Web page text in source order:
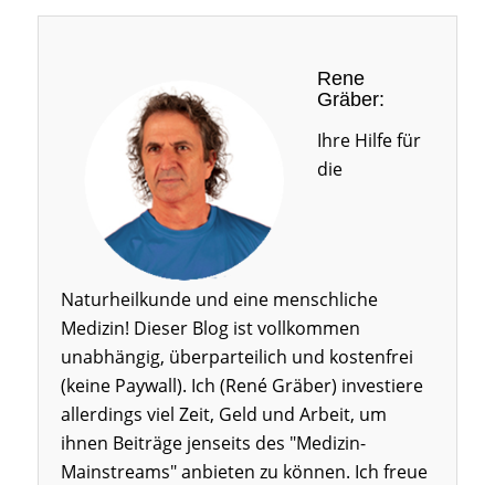
Rene
Gräber:
Ihre Hilfe für
die
Naturheilkunde und eine menschliche
Medizin! Dieser Blog ist vollkommen
unabhängig, überparteilich und kostenfrei
(keine Paywall). Ich (René Gräber) investiere
allerdings viel Zeit, Geld und Arbeit, um
ihnen Beiträge jenseits des "Medizin-
Mainstreams" anbieten zu können. Ich freue